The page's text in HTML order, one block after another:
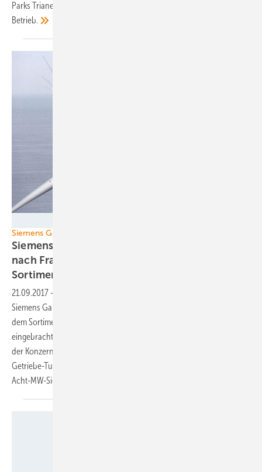
Parks Trianel Borkum und Global Tech 1 sind aber nach wie vor in
Betrieb.
Siemens Gamesa
Siemens Gamesa liefert Direktantriebsanlagen
nach Frankreich und nimmt Adwen-Typ aus
Sortiment
21.09.2017 -
Siemens Gamesa nimmt die größte Windturbine der Welt AD8-180 aus
dem Sortiment. Die vom Ex-Unternehmen Gamesa in die Fusion
eingebrachten französischen Offshore-Windparkprojekte beliefert
der Konzern nun nicht mit dieser acht Megawatt (MW) starken
Getriebe-Turbine, sondern mit dem getriebelosen
Acht-MW-Siemenstyp.